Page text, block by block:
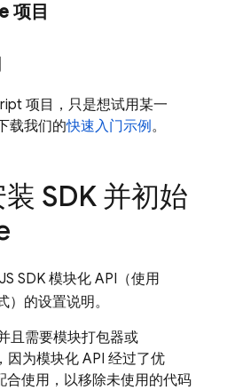
项目
项目，只是想试用某一
载我们的快速入门示例。
装 SDK 并初始
SDK 模块化 API（使用
）的设置说明。
且需要模块打包器或
因为模块化 API 经过了优
合使用，以移除未使用的代码